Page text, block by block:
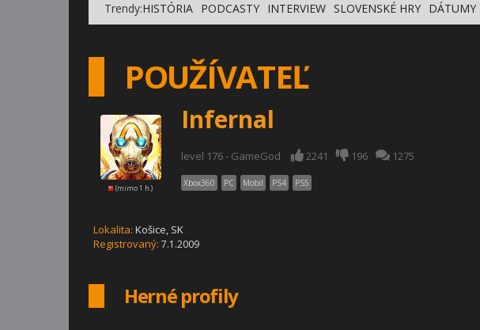
Trendy:HISTÓRIA PODCASTY INTERVIEW SLOVENSKÉ HRY DÁTUMY
POUŽÍVATEĽ
(mimo 1 h.)
Infernal
level 176 - GameGod 2241 196 1275
Xbox360 PC Mobil PS4 PS5
Lokalita: Košice, SK
Registrovaný: 7.1.2009
Herné profily